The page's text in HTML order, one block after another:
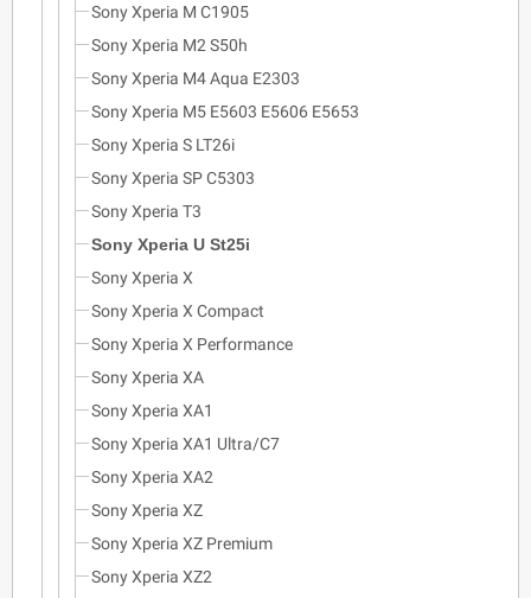
Sony Xperia M C1905
Sony Xperia M2 S50h
Sony Xperia M4 Aqua E2303
Sony Xperia M5 E5603 E5606 E5653
Sony Xperia S LT26i
Sony Xperia SP C5303
Sony Xperia T3
Sony Xperia U St25i
Sony Xperia X
Sony Xperia X Compact
Sony Xperia X Performance
Sony Xperia XA
Sony Xperia XA1
Sony Xperia XA1 Ultra/C7
Sony Xperia XA2
Sony Xperia XZ
Sony Xperia XZ Premium
Sony Xperia XZ2